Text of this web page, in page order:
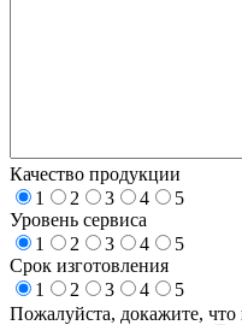
Качество продукции
1
2 3 4
5
Уровень сервиса
1
2 3 4
5
Срок изготовления
1
2 3 4
5
Пожалуйста, докажите,